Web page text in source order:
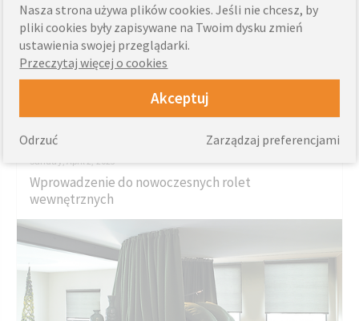
Zasłony coraz częściej pojawiają się w aranżacjach
nowoczesnych wnętrz. Sprawiają, że stają się one przytulne,
nawet te charakteryzujące się otwartą...
Sunday, April 2, 2023
Wprowadzenie do nowoczesnych rolet
wewnętrznych
Nasza strona używa plików cookies. Jeśli nie chcesz, by
pliki cookies były zapisywane na Twoim dysku zmień
ustawienia swojej przeglądarki.
Przeczytaj więcej o cookies
Akceptuj
Zarządzaj preferencjami
Odrzuć